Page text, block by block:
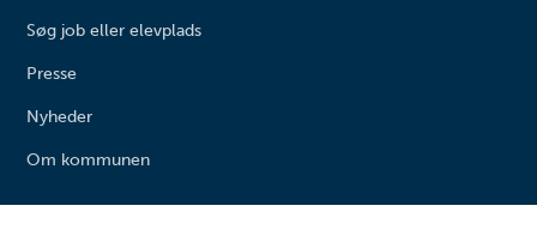
Søg job eller elevplads
Presse
Nyheder
Om kommunen